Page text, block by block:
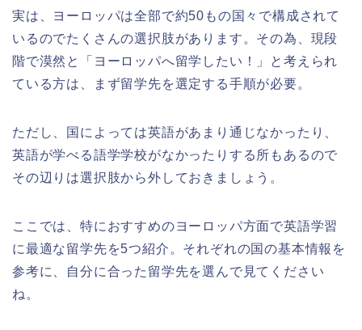
実は、ヨーロッパは全部で約50もの国々で構成されて
いるのでたくさんの選択肢があります。その為、現段
階で漠然と「ヨーロッパへ留学したい！」と考えられ
ている方は、まず留学先を選定する手順が必要。
ただし、国によっては英語があまり通じなかったり、
英語が学べる語学学校がなかったりする所もあるので
その辺りは選択肢から外しておきましょう。
ここでは、特におすすめのヨーロッパ方面で英語学習
に最適な留学先を5つ紹介。それぞれの国の基本情報を
参考に、自分に合った留学先を選んで見てください
ね。